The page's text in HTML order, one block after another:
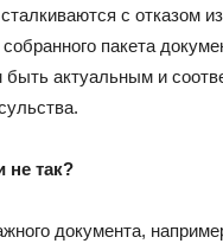
с отказом
пакета
актуальным и
не так?
документа,